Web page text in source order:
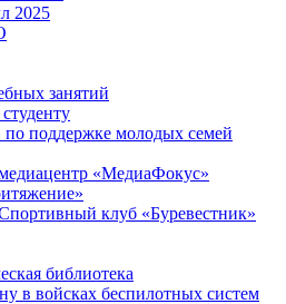
2025
занятий
по поддержке молодых семей
«МедиаФокус»
клуб «Буревестник»
библиотека
в войсках беспилотных систем